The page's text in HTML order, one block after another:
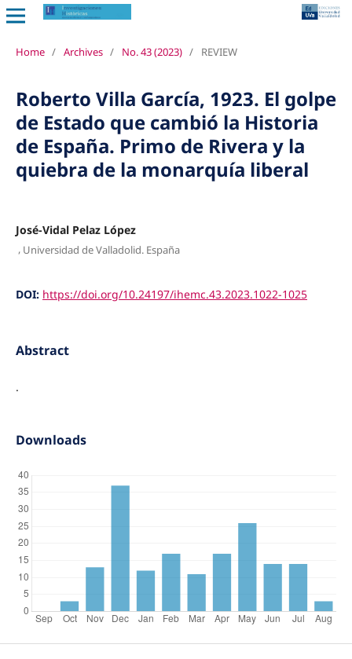
Home / Archives / No. 43 (2023) / REVIEW
Roberto Villa García, 1923. El golpe
de Estado que cambió la Historia
de España. Primo de Rivera y la
quiebra de la monarquía liberal
José-Vidal Pelaz López
, Universidad de Valladolid. España
DOI: https://doi.org/10.24197/ihemc.43.2023.1022-1025
Abstract
.
Downloads